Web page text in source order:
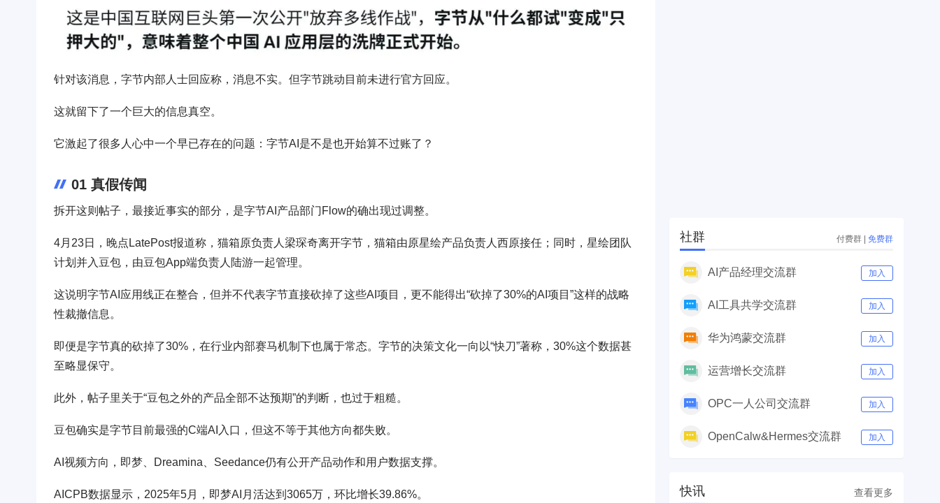
针对该消息，字节内部人士回应称，消息不实。但字节跳动目前未进行官方回应。
这就留下了一个巨大的信息真空。
它激起了很多人心中一个早已存在的问题：字节AI是不是也开始算不过账了？
01 真假传闻
拆开这则帖子，最接近事实的部分，是字节AI产品部门Flow的确出现过调整。
4月23日，晚点LatePost报道称，猫箱原负责人梁琛奇离开字节，猫箱由原星绘产品负责人西原接任；同时，星绘团队
计划并入豆包，由豆包App端负责人陆游一起管理。
这说明字节AI应用线正在整合，但并不代表字节直接砍掉了这些AI项目，更不能得出“砍掉了30%的AI项目”这样的战略
性裁撤信息。
即便是字节真的砍掉了30%，在行业内部赛马机制下也属于常态。字节的决策文化一向以“快刀”著称，30%这个数据甚
至略显保守。
此外，帖子里关于“豆包之外的产品全部不达预期”的判断，也过于粗糙。
豆包确实是字节目前最强的C端AI入口，但这不等于其他方向都失败。
AI视频方向，即梦、Dreamina、Seedance仍有公开产品动作和用户数据支撑。
AICPB数据显示，2025年5月，即梦AI月活达到3065万，环比增长39.86%。
社群 付费群 | 免费群
AI产品经理交流群 加入
AI工具共学交流群 加入
华为鸿蒙交流群 加入
运营增长交流群 加入
OPC一人公司交流群 加入
OpenCalw&Hermes交流群 加入
快讯 查看更多